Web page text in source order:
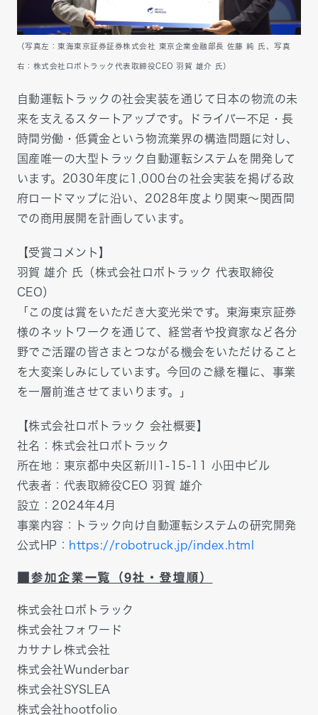
（写真左：東海東京証券証券株式会社 東京企業金融部長 佐藤 純 氏、写真
右：株式会社ロボトラック代表取締役CEO 羽賀 雄介 氏）
自動運転トラックの社会実装を通じて日本の物流の未
来を支えるスタートアップです。ドライバー不足・長
時間労働・低賃金という物流業界の構造問題に対し、
国産唯一の大型トラック自動運転システムを開発して
います。2030年度に1,000台の社会実装を掲げる政
府ロードマップに沿い、2028年度より関東〜関西間
での商用展開を計画しています。
【受賞コメント】
羽賀 雄介 氏（株式会社ロボトラック 代表取締役
CEO）
「この度は賞をいただき大変光栄です。東海東京証券
様のネットワークを通じて、経営者や投資家など各分
野でご活躍の皆さまとつながる機会をいただけること
を大変楽しみにしています。今回のご縁を糧に、事業
を一層前進させてまいります。」
【株式会社ロボトラック 会社概要】
社名：株式会社ロボトラック
所在地：東京都中央区新川1-15-11 小田中ビル
代表者：代表取締役CEO 羽賀 雄介
設立：2024年4月
事業内容：トラック向け自動運転システムの研究開発
公式HP： https://robotruck.jp/index.html
■参加企業一覧（9社・登壇順）
株式会社ロボトラック
株式会社フォワード
カサナレ株式会社
株式会社Wunderbar
株式会社SYSLEA
株式会社hootfolio